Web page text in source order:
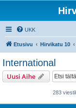
UKK
Etusivu Hirvikatu 10
International
Uusi Aihe
283